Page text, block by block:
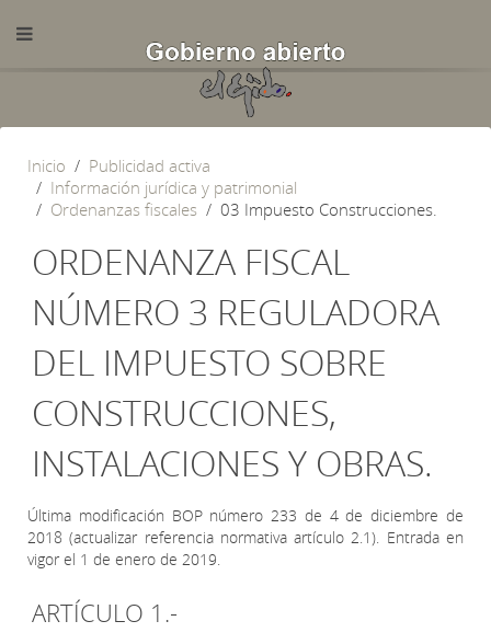
Inicio
Publicidad activa
Información jurídica y patrimonial
Ordenanzas fiscales
03 Impuesto Construcciones.
ORDENANZA FISCAL
NÚMERO 3 REGULADORA
DEL IMPUESTO SOBRE
CONSTRUCCIONES,
INSTALACIONES Y OBRAS.
Última modificación BOP número 233 de 4 de diciembre de
2018 (actualizar referencia normativa artículo 2.1). Entrada en
vigor el 1 de enero de 2019.
ARTÍCULO 1.-